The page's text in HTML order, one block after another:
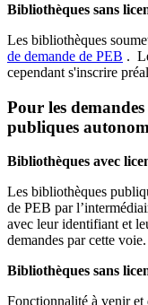
Bibliothèques sans
Les bibliothèques
de demande de PEB .
cependant s'inscrire
Pour les
publiques
Bibliothèques avec
Les bibliothèques
de PEB par
avec leur identifiant et
demandes par cette voie.
Bibliothèques sans
Fonctionnalité à venir et